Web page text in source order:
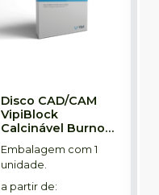
Disco CAD/CAM
VipiBlock
Calcinável Burnout
VBZ
-
Embalagem com 1
unidade.
a partir de: